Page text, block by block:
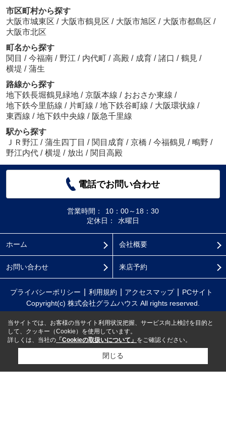
市区町村から探す
大阪市城東区 / 大阪市鶴見区 / 大阪市旭区 / 大阪市都島区 /
大阪市北区
町名から探す
関目 / 今福南 / 野江 / 内代町 / 高殿 / 成育 / 諸口 / 鶴見 /
横堤 / 蒲生
路線から探す
地下鉄長堀鶴見緑地 / 京阪本線 / おおさか東線 /
地下鉄今里筋線 / 片町線 / 地下鉄谷町線 / 大阪環状線 /
東西線 / 地下鉄中央線 / 阪急千里線
駅から探す
ＪＲ野江 / 蒲生四丁目 / 関目成育 / 京橋 / 今福鶴見 / 鴫野 /
野江内代 / 横堤 / 放出 / 関目高殿
電話でお問い合わせ
営業時間：
10：00～18：30
定休日：
水曜日
ホーム 会社概要
お問い合わせ 来店予約
プライバシーポリシー 利用規約 アクセスマップ
PCサイト
Copyright(c) 株式会社グラムハウス All rights reserved.
当サイトでは、お客様の当サイト利用状況把握、サービス向上検討を目的と
して、クッキー（Cookie）を使用しています。
詳しくは、当社の 「Cookieの取扱いについて」 をご確認ください。
閉じる